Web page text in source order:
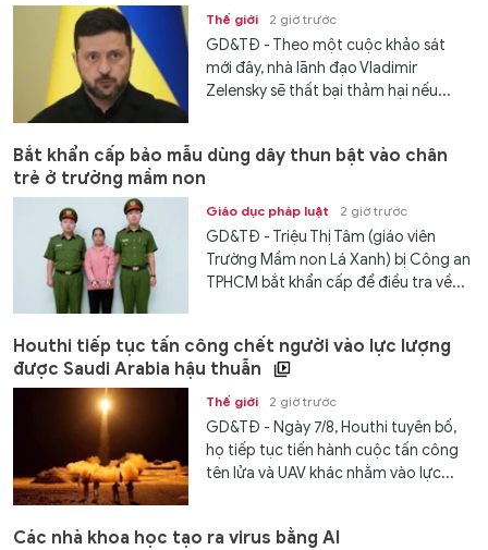
Thế giới 2 giờ trước
GD&TĐ - Theo một cuộc khảo sát
mới đây, nhà lãnh đạo Vladimir
Zelensky sẽ thất bại thảm hại nếu...
Bắt khẩn cấp bảo mẫu dùng dây thun bật vào chân
trẻ ở trường mầm non
Giáo dục pháp luật 2 giờ trước
GD&TĐ - Triệu Thị Tâm (giáo viên
Trường Mầm non Lá Xanh) bị Công an
TPHCM bắt khẩn cấp để điều tra về...
Houthi tiếp tục tấn công chết người vào lực lượng
được Saudi Arabia hậu thuẫn
Thế giới 2 giờ trước
GD&TĐ - Ngày 7/8, Houthi tuyên bố,
họ tiếp tục tiến hành cuộc tấn công
tên lửa và UAV khác nhằm vào lực...
Các nhà khoa học tạo ra virus bằng AI